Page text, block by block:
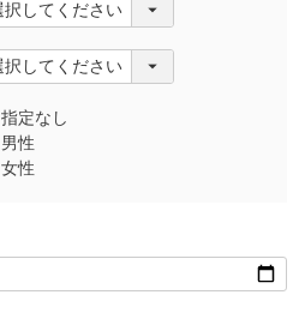
指定なし
男性
女性